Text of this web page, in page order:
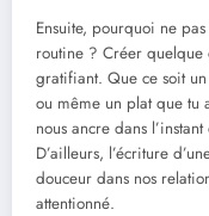
Ensuite, pourquoi ne
routine ? Créer quelque
gratifiant. Que ce soit
ou même un plat que tu
nous ancre dans
D’ailleurs, l’écriture
douceur dans nos
attentionné.